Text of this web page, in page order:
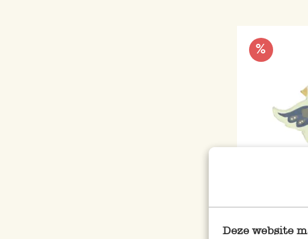
Deze website
%